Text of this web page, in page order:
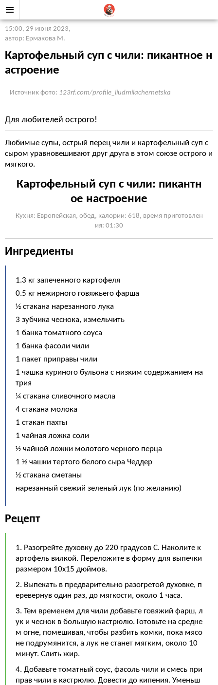
15:00, 29 июня 2023,
автор: Ермакова М.
Картофельный суп с чили: пикантное н
астроение
Источник фото: 123rf.com/profile_liudmilachernetska
Для любителей острого!
Любимые супы, острый перец чили и картофельный суп с
сыром уравновешивают друг друга в этом союзе острого и
мягкого.
Картофельный суп с чили: пикантн
ое настроение
Кухня: Европейская, обед, калории: 618, время приготовлен
ия: 01:30
Ингредиенты
1.3 кг запеченного картофеля
0.5 кг нежирного говяжьего фарша
½ стакана нарезанного лука
3 зубчика чеснока, измельчить
1 банка томатного соуса
1 банка фасоли чили
1 пакет приправы чили
1 чашка куриного бульона с низким содержанием на
трия
¼ стакана сливочного масла
4 стакана молока
1 стакан пахты
1 чайная ложка соли
½ чайной ложки молотого черного перца
1 ½ чашки тертого белого сыра Чеддер
½ стакана сметаны
нарезанный свежий зеленый лук (по желанию)
Рецепт
1. Разогрейте духовку до 220 градусов C. Наколите к
артофель вилкой. Переложите в форму для выпечки
размером 10x15 дюймов.
2. Выпекать в предварительно разогретой духовке, п
еревернув один раз, до мягкости, около 1 часа.
3. Тем временем для чили добавьте говяжий фарш, л
ук и чеснок в большую кастрюлю. Готовьте на средне
м огне, помешивая, чтобы разбить комки, пока мясо
не подрумянится, а лук не станет мягким, около 10
минут. Слить жир.
4. Добавьте томатный соус, фасоль чили и смесь при
прав чили в кастрюлю. Довести до кипения. Уменьш